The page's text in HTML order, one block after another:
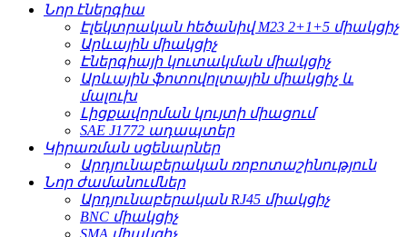
Նոր էներգիա
Էլեկտրական հեծանիվ M23 2+1+5 միակցիչ
Արևային միակցիչ
Էներգիայի կուտակման միակցիչ
Արևային ֆոտովոլտային միակցիչ և
մալուխ
Լիցքավորման կույտի միացում
SAE J1772 ադապտեր
Կիրառման սցենարներ
Արդյունաբերական ռոբոտաշինություն
Նոր ժամանումներ
Արդյունաբերական RJ45 միակցիչ
BNC միակցիչ
SMA միակցիչ